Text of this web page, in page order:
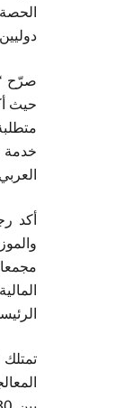
صرّح
حيث
خدمة
أكد